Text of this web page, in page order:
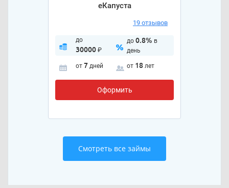
еКапуста
19 отзывов
до
30000₽
до 0.8% в
день
от 7 дней от 18 лет
Оформить
Смотреть все займы